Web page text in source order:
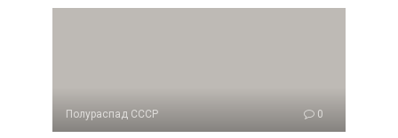
Полураспад СССР 0